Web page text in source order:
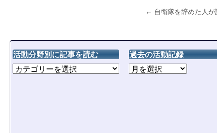
← 自衛隊を辞めた人
活動分野別に記事を読む 過去の活動記録